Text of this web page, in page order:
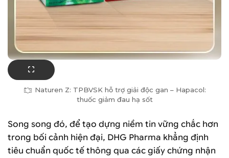
Naturen Z: TPBVSK hỗ trợ giải độc gan – Hapacol:
thuốc giảm đau hạ sốt
Song song đó, để tạo dựng niềm tin vững chắc hơn
trong bối cảnh hiện đại, DHG Pharma khẳng định
tiêu chuẩn quốc tế thông qua các giấy chứng nhận